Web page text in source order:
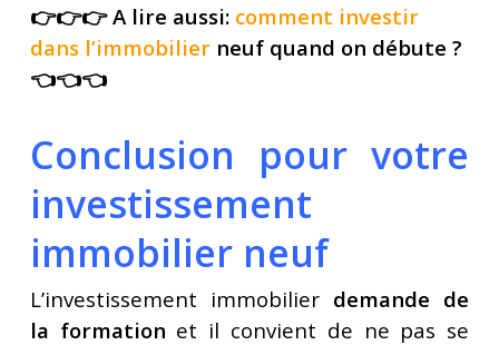
👉👉👉 A lire aussi: comment investir
dans l’immobilierneuf quand on débute ?
👈👈👈
Conclusion pour votre
investissement
immobilier neuf
L’investissement immobilier demande de
la formation et il convient de ne pas se